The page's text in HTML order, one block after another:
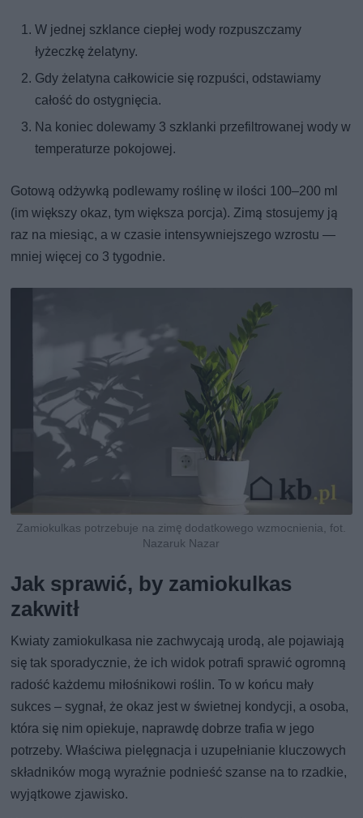
W jednej szklance ciepłej wody rozpuszczamy
łyżeczkę żelatyny.
Gdy żelatyna całkowicie się rozpuści, odstawiamy
całość do ostygnięcia.
Na koniec dolewamy 3 szklanki przefiltrowanej wody w
temperaturze pokojowej.
Gotową odżywką podlewamy roślinę w ilości 100–200 ml
(im większy okaz, tym większa porcja). Zimą stosujemy ją
raz na miesiąc, a w czasie intensywniejszego wzrostu —
mniej więcej co 3 tygodnie.
Zamiokulkas potrzebuje na zimę dodatkowego wzmocnienia, fot.
Nazaruk Nazar
Jak sprawić, by zamiokulkas
zakwitł
Kwiaty zamiokulkasa nie zachwycają urodą, ale pojawiają
się tak sporadycznie, że ich widok potrafi sprawić ogromną
radość każdemu miłośnikowi roślin. To w końcu mały
sukces – sygnał, że okaz jest w świetnej kondycji, a osoba,
która się nim opiekuje, naprawdę dobrze trafia w jego
potrzeby. Właściwa pielęgnacja i uzupełnianie kluczowych
składników mogą wyraźnie podnieść szanse na to rzadkie,
wyjątkowe zjawisko.